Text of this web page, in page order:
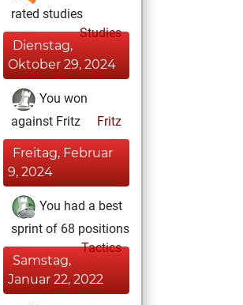
rated studies
Studies
Dienstag,
Oktober 29, 2024
You won
against Fritz
Fritz
Freitag, Februar
9, 2024
You had a best
sprint of 68 positions
Tactics
Samstag,
Januar 22, 2022